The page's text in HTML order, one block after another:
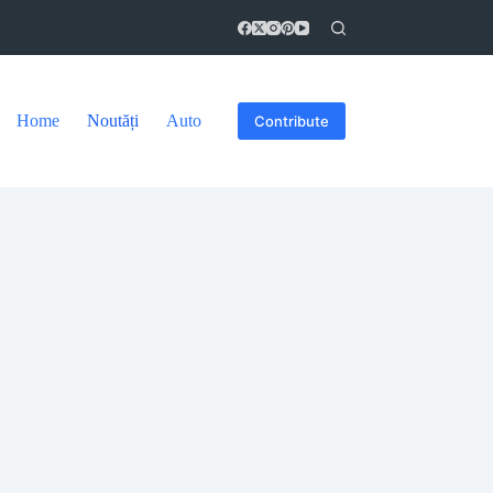
Home Noutăți Auto Contribute